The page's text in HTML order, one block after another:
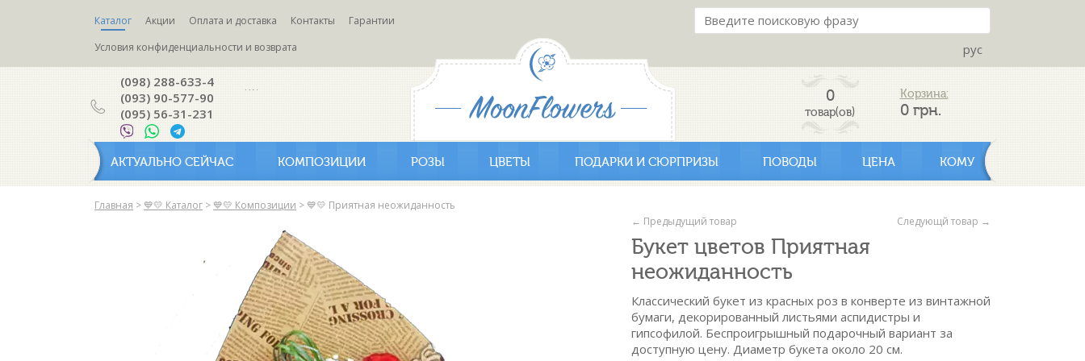
Каталог Акции Оплата и доставка Контакты
Гарантии
Условия конфиденциальности и возврата
рус
(098) 288-633-4
(093) 90-577-90
(095) 56-31-231
0
товар(ов)
Корзина:
0 грн.
АКТУАЛЬНО СЕЙЧАС КОМПОЗИЦИИ РОЗЫ ЦВЕТЫ ПОДАРКИ И СЮРПРИЗЫ ПОВОДЫ ЦЕНА КОМУ
Главная > 💙💛 Каталог > 💙💛 Композиции > 💙💛 Приятная неожиданность
Следующй товар →
← Предыдущий товар
Букет цветов Приятная
неожиданность
Классический букет из красных роз в конверте из винтажной
бумаги, декорированный листьями аспидистры и
гипсофилой. Беспроигрышный подарочный вариант за
доступную цену. Диаметр букета около 20 см.